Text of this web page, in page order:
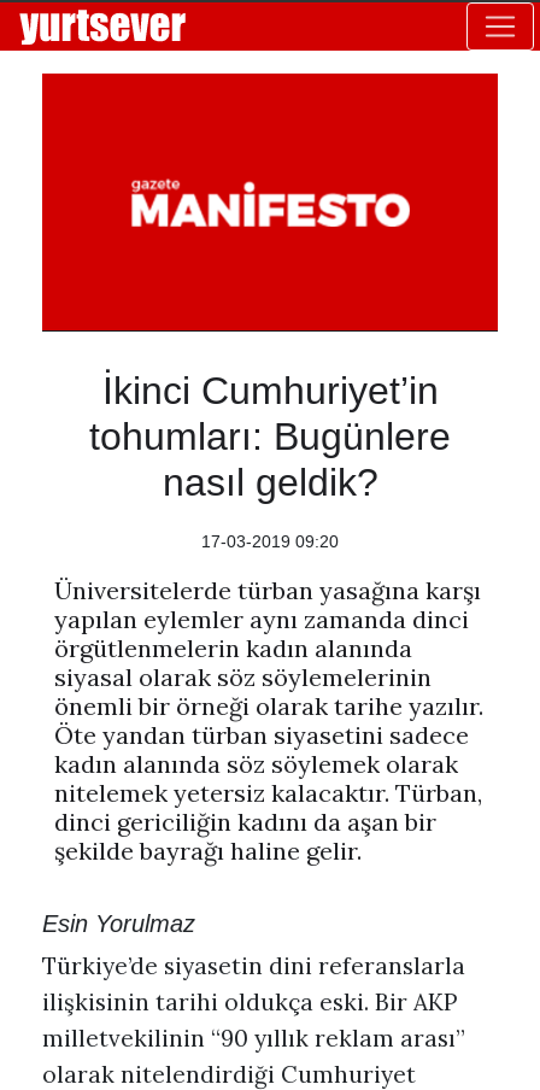
İkinci Cumhuriyet’in
tohumları: Bugünlere
nasıl geldik?
17-03-2019 09:20
Üniversitelerde türban yasağına karşı
yapılan eylemler aynı zamanda dinci
örgütlenmelerin kadın alanında
siyasal olarak söz söylemelerinin
önemli bir örneği olarak tarihe yazılır.
Öte yandan türban siyasetini sadece
kadın alanında söz söylemek olarak
nitelemek yetersiz kalacaktır. Türban,
dinci gericiliğin kadını da aşan bir
şekilde bayrağı haline gelir.
Esin Yorulmaz
Türkiye’de siyasetin dini referanslarla
ilişkisinin tarihi oldukça eski. Bir AKP
milletvekilinin “90 yıllık reklam arası”
olarak nitelendirdiği Cumhuriyet